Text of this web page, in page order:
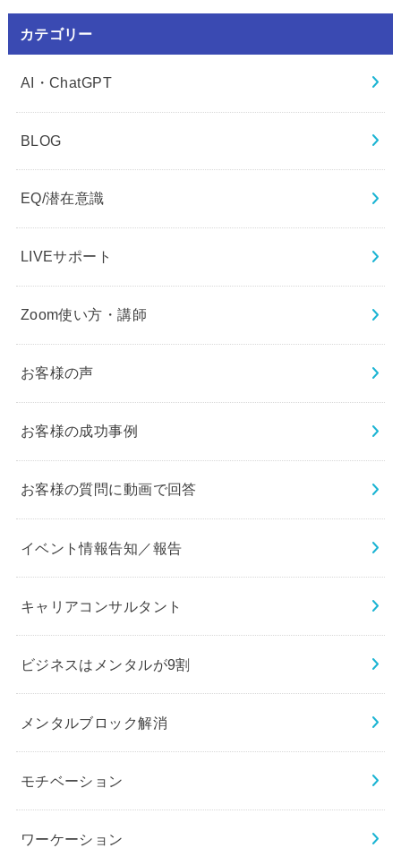
カテゴリー
AI・ChatGPT
BLOG
EQ/潜在意識
LIVEサポート
Zoom使い方・講師
お客様の声
お客様の成功事例
お客様の質問に動画で回答
イベント情報告知／報告
キャリアコンサルタント
ビジネスはメンタルが9割
メンタルブロック解消
モチベーション
ワーケーション